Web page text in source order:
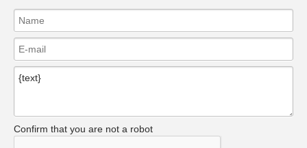
Confirm that you are not a robot